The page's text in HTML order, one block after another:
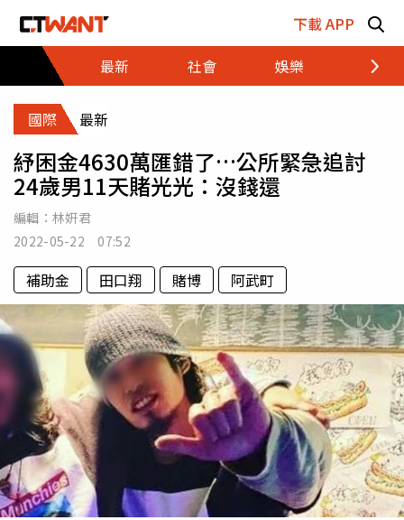
下載 APP
最新
社會 娛樂 財經
國際 最新
紓困金4630萬匯錯了…公所緊急追討
24歲男11天賭光光：沒錢還
編輯： 林姸君
2022-05-22 07:52
補助金 田口翔 賭博 阿武町